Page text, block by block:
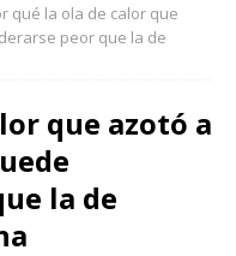
qué la ola de calor que
peor que la de
que azotó a
la de